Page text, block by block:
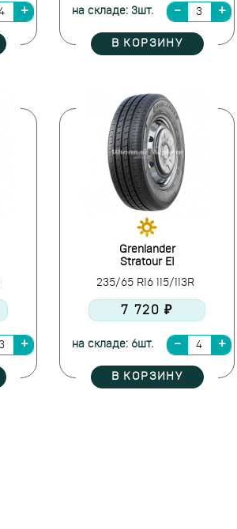
на складе: 3шт.
В КОРЗИНУ
Grenlander
Stratour E1
235/65 R16 115/113R
7 720 ₽
на складе: 6шт.
В КОРЗИНУ